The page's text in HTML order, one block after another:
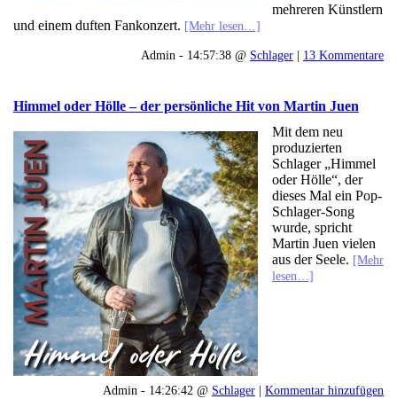
mehreren Künstlern
und einem duften Fankonzert. [Mehr lesen…]
Admin - 14:57:38 @ Schlager | 13 Kommentare
Himmel oder Hölle – der persönliche Hit von Martin Juen
Mit dem neu
produzierten
Schlager „Himmel
oder Hölle“, der
dieses Mal ein Pop-
Schlager-Song
wurde, spricht
Martin Juen vielen
aus der Seele. [Mehr
lesen…]
Admin - 14:26:42 @ Schlager | Kommentar hinzufügen